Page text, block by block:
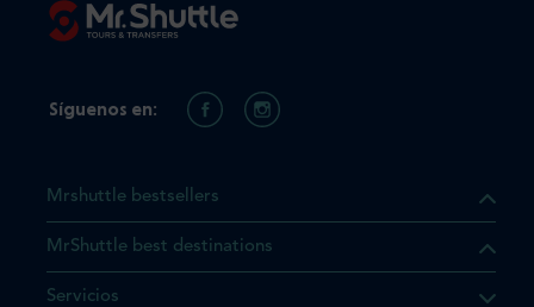
el producto que busca ya
Mrshuttle bestsellers
MrShuttle best destinations
Servicios
Síguenos en: